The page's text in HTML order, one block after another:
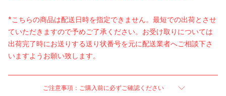
*こちらの商品は配送日時を指定できません。最短での出荷とさせ
ていただきますので予めご了承ください。お受け取りについては
出荷完了時にお送りする送り状番号を元に配送業者へご相談下さ
いますようお願い致します。
ご注意事項：ご購入前に必ずご確認ください